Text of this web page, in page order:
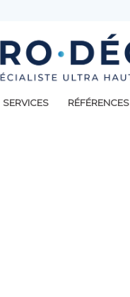
SERVICES RÉFÉRENCES